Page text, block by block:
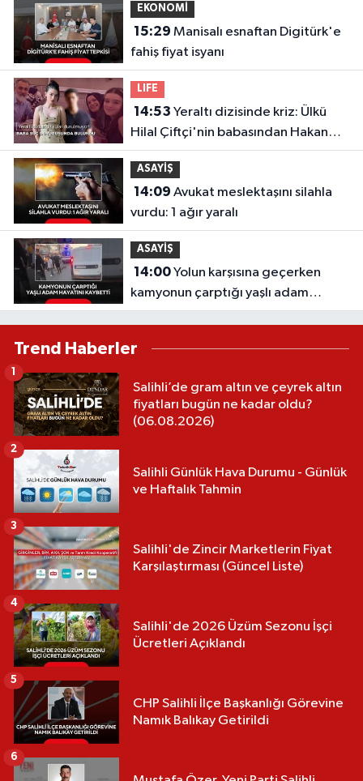
EKONOMİ
15:29
fahiş fiyat isyanı
LIFE
14:53
Hilal Çiftçi'nin babasından Hakan
Çelebi ve OnTalent Menajerlik
hakkında suç duyurusu
ASAYİŞ
14:09
vurdu: 1 ağır yaralı
ASAYİŞ
14:00Yolun karşısına geçerken
kamyonun çarptığı yaşlı adam
hayatını kaybetti
Trend Haberler
Salihli’de gram altın ve çeyrek altın
fiyatları bugün ne kadar oldu?
(06.08.2026)
1
Salihli Günlük Hava Durumu - Günlük
ve Haftalık Tahmin
2
Salihli'de Zincir Marketlerin Fiyat
Karşılaştırması (Güncel Liste)
3
Salihli'de 2026 Üzüm Sezonu İşçi
Ücretleri Açıklandı
4
CHP Salihli İlçe Başkanlığı Görevine
Namık Balıkay Getirildi
5
6